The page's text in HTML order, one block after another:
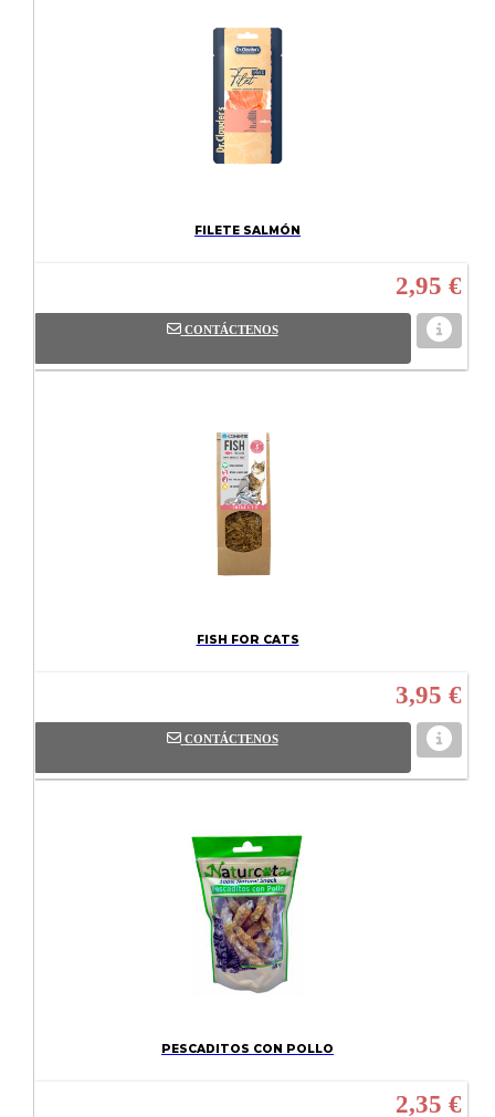
FILETE SALMÓN
2,95 €
CONTÁCTENOS
FISH FOR CATS
3,95 €
CONTÁCTENOS
PESCADITOS CON POLLO
2,35 €